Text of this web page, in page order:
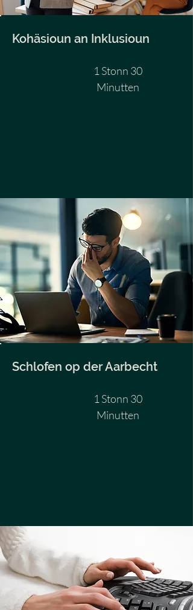
Kohäsioun an Inklusioun
1 Stonn 30
Minutten
Schlofen op der Aarbecht
1 Stonn 30
Minutten